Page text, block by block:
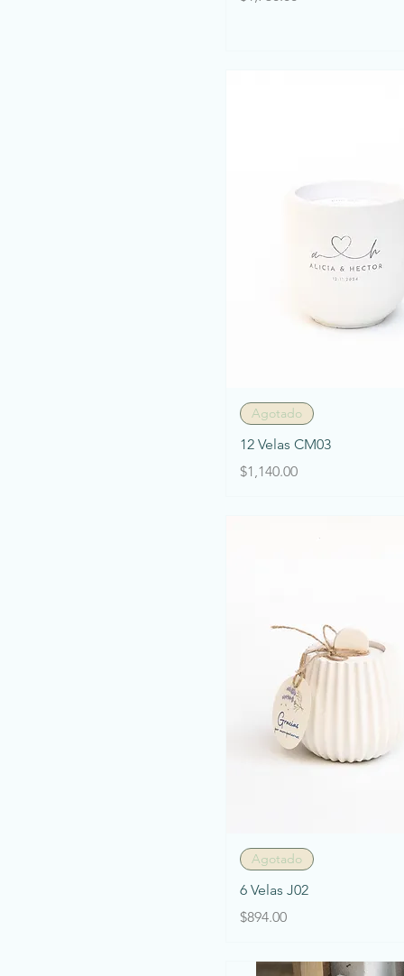
Vista rápida
Agotado
12 Velas CM03
Precio
$1,140.00
Vista rápida
Agotado
6 Velas J02
Precio
$894.00